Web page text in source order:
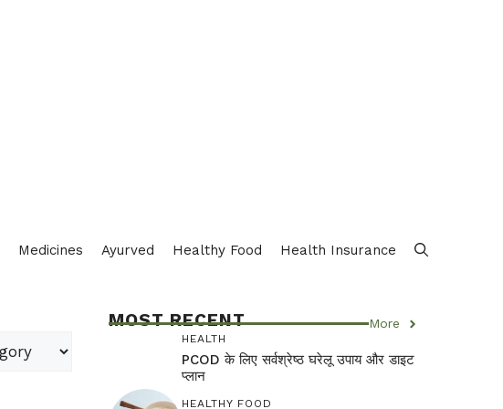
Medicines Ayurved Healthy Food Health Insurance
MOST RECENT More
HEALTH
PCOD के लिए सर्वश्रेष्ठ घरेलू उपाय और डाइट
प्लान
HEALTHY FOOD